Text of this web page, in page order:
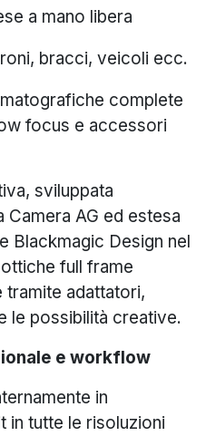
a mano libera
bracci, veicoli ecc.
complete
focus e accessori
sviluppata
Camera AG ed estesa
Blackmagic Design nel
full frame
tramite adattatori,
le possibilità creative.
e workflow
in
in tutte le risoluzioni